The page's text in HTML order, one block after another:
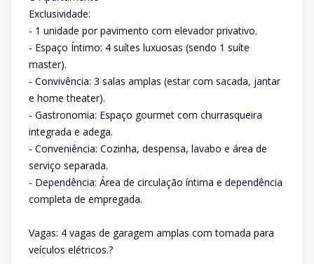
Exclusividade:
- 1 unidade por pavimento com elevador privativo.
- Espaço Íntimo: 4 suítes luxuosas (sendo 1 suíte
master).
- Convivência: 3 salas amplas (estar com sacada, jantar
e home theater).
- Gastronomia: Espaço gourmet com churrasqueira
integrada e adega.
- Conveniência: Cozinha, despensa, lavabo e área de
serviço separada.
- Dependência: Área de circulação íntima e dependência
completa de empregada.
Vagas: 4 vagas de garagem amplas com tomada para
veículos elétricos.?